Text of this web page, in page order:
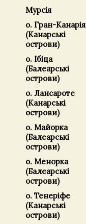
Мурсія
о. Гран-Канарія
(Канарські
острови)
о. Ібіца
(Балеарські
острови)
о. Лансароте
(Канарські
острови)
о. Майорка
(Балеарські
острови)
о. Менорка
(Балеарські
острови)
о. Тенеріфе
(Канарські
острови)